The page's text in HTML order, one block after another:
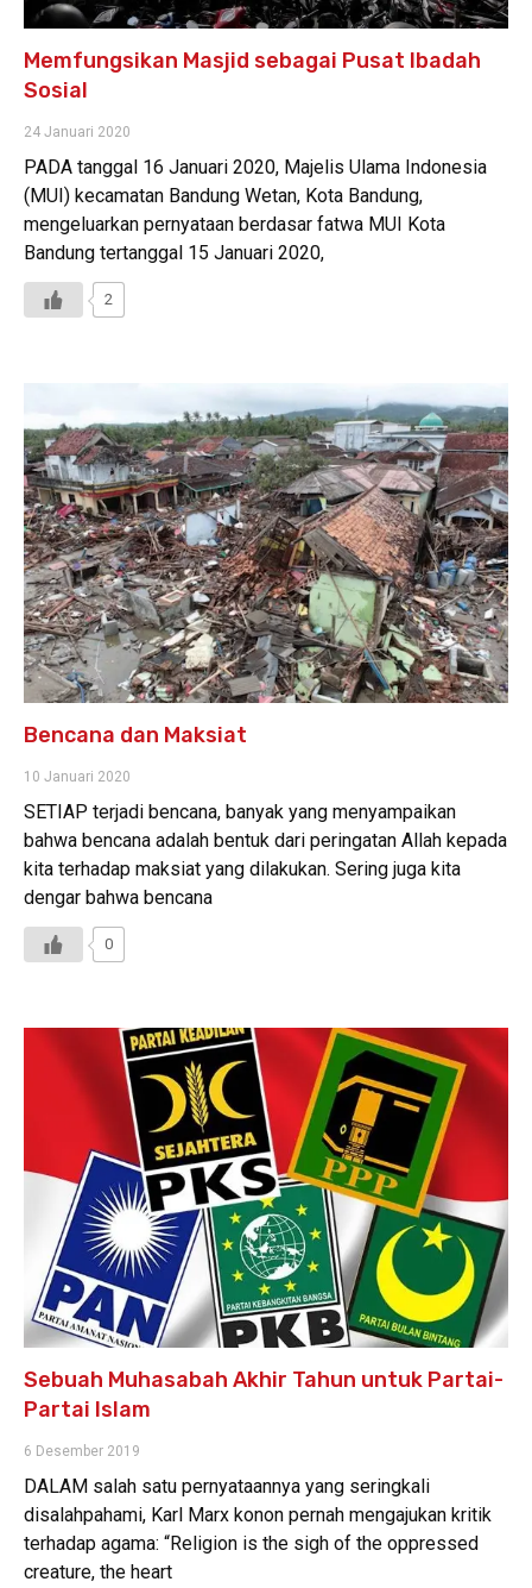
Memfungsikan Masjid sebagai Pusat Ibadah
Sosial
24 Januari 2020
PADA tanggal 16 Januari 2020, Majelis Ulama Indonesia
(MUI) kecamatan Bandung Wetan, Kota Bandung,
mengeluarkan pernyataan berdasar fatwa MUI Kota
Bandung tertanggal 15 Januari 2020,
2
Bencana dan Maksiat
10 Januari 2020
SETIAP terjadi bencana, banyak yang menyampaikan
bahwa bencana adalah bentuk dari peringatan Allah kepada
kita terhadap maksiat yang dilakukan. Sering juga kita
dengar bahwa bencana
0
Sebuah Muhasabah Akhir Tahun untuk Partai-
Partai Islam
6 Desember 2019
DALAM salah satu pernyataannya yang seringkali
disalahpahami, Karl Marx konon pernah mengajukan kritik
terhadap agama: “Religion is the sigh of the oppressed
creature, the heart